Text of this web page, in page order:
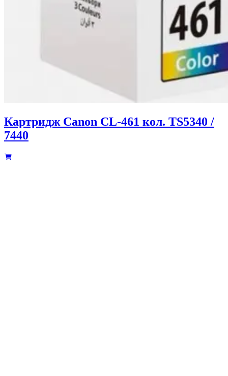
Картридж Canon CL-461 кол. TS5340 /
7440